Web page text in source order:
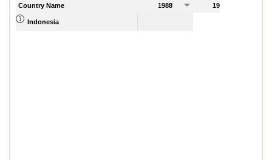
Country Name 1988 1989
Indonesia